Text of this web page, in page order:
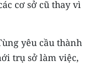
cơ sở cũ thay vì
yêu cầu thành
trụ sở làm việc,